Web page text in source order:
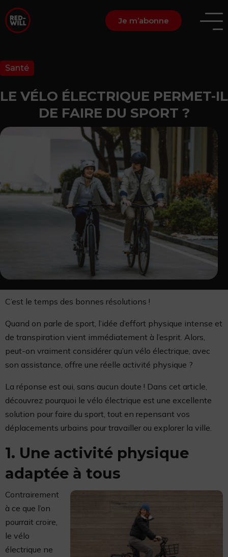
Je m’abonne
Santé
LE VÉLO ÉLECTRIQUE PERMET-IL
DE FAIRE DU SPORT ?
C’est le temps des bonnes résolutions !
Quand on parle de sport, l’idée d’effort physique intense et
de transpiration vient immédiatement à l’esprit. Alors,
peut-on vraiment considérer qu’un vélo électrique, avec
son assistance, offre une réelle activité physique ?
La réponse est oui, sans aucun doute ! Dans cet article,
découvrez pourquoi le vélo électrique est une excellente
solution pour faire du sport, tout en repensant vos
déplacements urbains pour travailler ou explorer la ville.
1. Une activité physique
adaptée à tous
Contrairement
à ce que l’on
pourrait croire,
le vélo
électrique ne